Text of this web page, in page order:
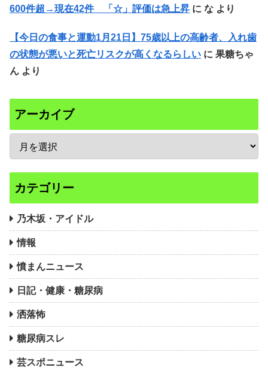
600件超→現在42件 「☆」評価は急上昇 に な より
【今日の食事と運動1月21日】75歳以上の高齢者、入れ歯
の状態が悪いと死亡リスクが高くなるらしい に 果糖ちゃ
ん より
アーカイブ
カテゴリー
乃木坂・アイドル
情報
憤まんニュース
日記・健康・糖尿病
洒落怖
糖尿病スレ
芸スポニュース